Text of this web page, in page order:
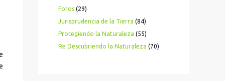
Foros (29)
Jurisprudencia de la Tierra (84)
Protegiendo la Naturaleza (55)
Re Descubriendo la Naturaleza (70)